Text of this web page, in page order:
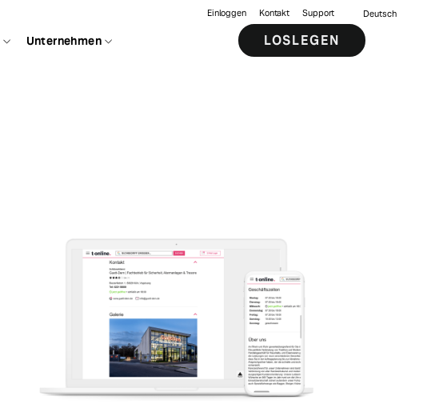
Unternehmen
Einloggen Kontakt Support Deutsch
LOSLEGEN